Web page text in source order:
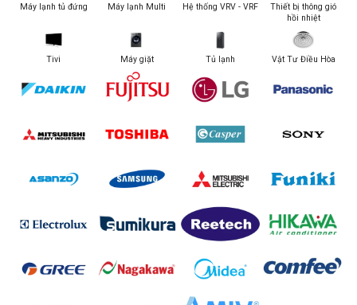
Máy lạnh tủ đứng Máy lạnh Multi Hệ thống VRV - VRF
Thiết bị thông gió
hồi nhiệt
Tivi Máy giặt Tủ lạnh Vật Tư Điều Hòa